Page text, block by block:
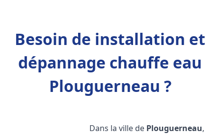
Besoin de installation et
dépannage chauffe eau
Plouguerneau ?
Dans la ville de Plouguerneau,